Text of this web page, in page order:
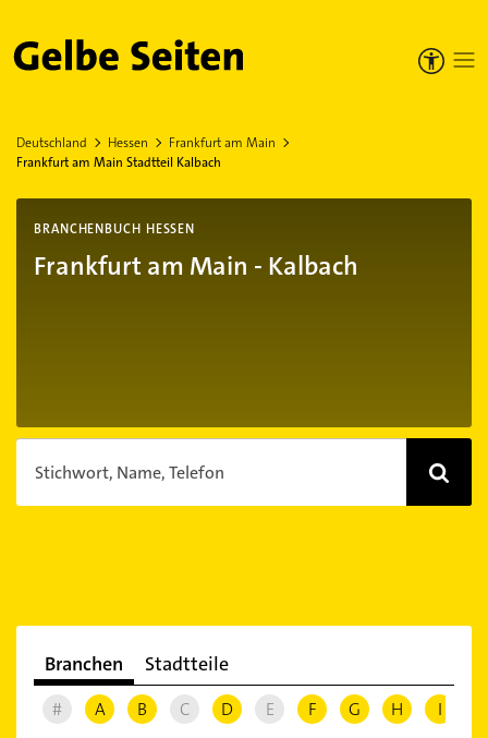
Gelbe Seiten
Deutschland Hessen
Frankfurt am Main
Frankfurt am Main Stadtteil Kalbach
BRANCHENBUCH HESSEN
Frankfurt am Main - Kalbach
Stichwort, Name, Telefon
Branchen Stadtteile
# A B C D E F G H I